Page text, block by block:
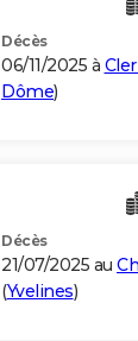
Décès
06/11/2025 à
Dôme)
Décès
21/07/2025 au
(Yvelines)